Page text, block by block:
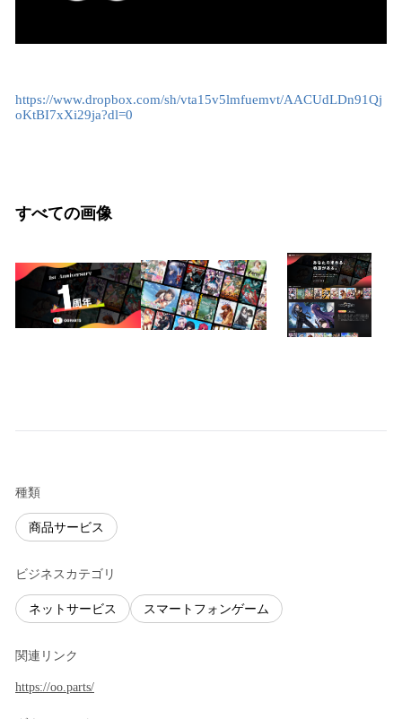
https://www.dropbox.com/sh/vta15v5lmfuemvt/AACUdLDn91Qj
oKtBI7xXi29ja?dl=0
すべての画像
種類
商品サービス
ビジネスカテゴリ
ネットサービス スマートフォンゲーム
関連リンク
https://oo.parts/